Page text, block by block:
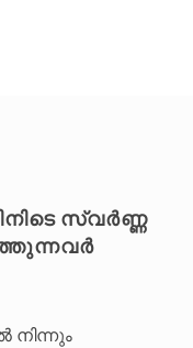
സ്വർണ്ണ
നിന്നും